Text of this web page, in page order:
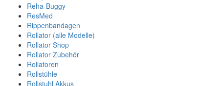
Reha-Buggy
ResMed
Rippenbandagen
Rollator (alle Modelle)
Rollator Shop
Rollator Zubehör
Rollatoren
Rollstühle
Rollstuhl Akkus